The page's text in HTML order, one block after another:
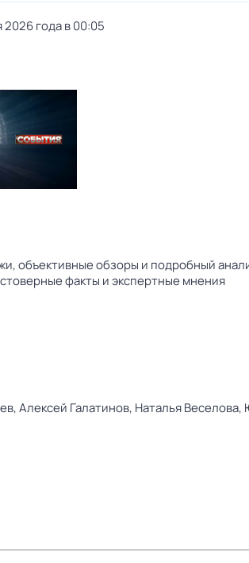
года в 00:05
объективные обзоры и подробный
факты и экспертные мнения
Алексей Галатинов, Наталья Веселова,